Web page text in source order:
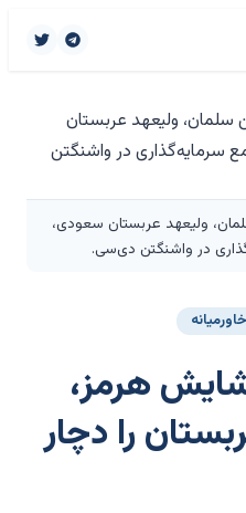
ولیعهد عربستان سعودی،
در واشنگتن دی‌سی.
خاورمیانه
هرمز،
را دچار